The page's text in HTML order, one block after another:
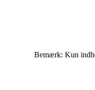
Bemærk: Kun